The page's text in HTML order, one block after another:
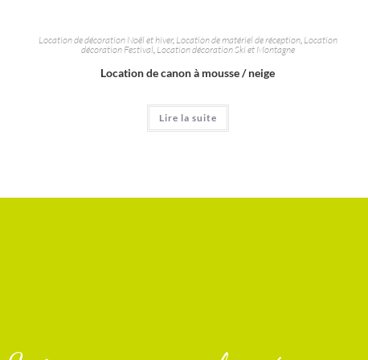
Location de décoration Noël et hiver, Location de matériel de réception, Location
décoration Festival Location décoration Ski et Montagne
Location de canon à mousse / neige
Lire la suite